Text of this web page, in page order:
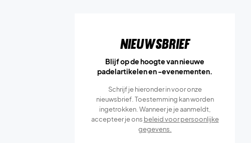
Nieuwsbrief
Blijf op de hoogte van nieuwe
padelartikelen en -evenementen.
Schrijf je hieronder in voor onze
nieuwsbrief. Toestemming kan worden
ingetrokken. Wanneer je je aanmeldt,
accepteer je ons beleid voor persoonlijke
gegevens.